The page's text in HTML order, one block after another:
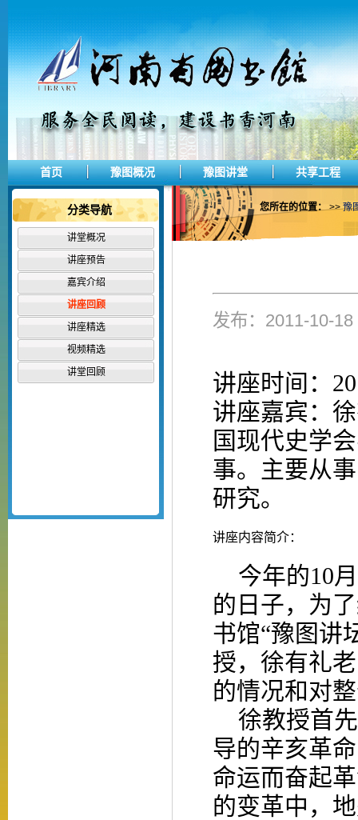
首页 豫图概况 豫图讲堂 共享工程
分类导航
讲堂概况
讲座预告
嘉宾介绍
讲座回顾
讲座精选
视频精选
讲堂回顾
您所在的位置：>>豫
发布：2011-10-
讲座时间：
讲座嘉宾：
国现代史学
事。主要从
研究。
讲座内容简介：
今年的10月
的日子，为
书馆“豫图讲
授， 徐有礼
的情况和对
徐教授首
导的辛亥革
命运而奋起
的变革中，